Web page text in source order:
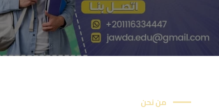
من نحن